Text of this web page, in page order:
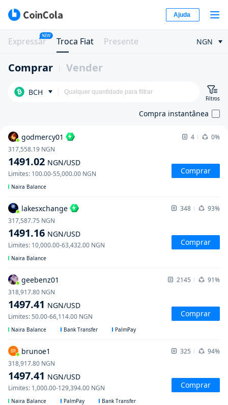
Ajuda
Expressar
NEW
Troca Fiat Presente NGN
Comprar Vender
BCH
Filtros
Compra instantânea
godmercy01 4 0%
1491.02 NGN/USD
317,558.19 NGN
Limites: 100.00-55,000.00 NGN Comprar
Naira Balance
lakesxchange 348 93%
1491.16 NGN/USD
317,587.75 NGN
Limites: 10,000.00-63,432.00 NGN Comprar
Naira Balance
geebenz01 2145 91%
1497.41 NGN/USD
318,917.80 NGN
Limites:50.00-66,114.00 NGN Comprar
Naira Balance Bank Transfer PalmPay
BR brunoe1 325 94%
1497.41 NGN/USD
318,917.80 NGN
Limites: 1,000.00-129,394.00 NGN Comprar
Naira Balance PalmPay Bank Transfer